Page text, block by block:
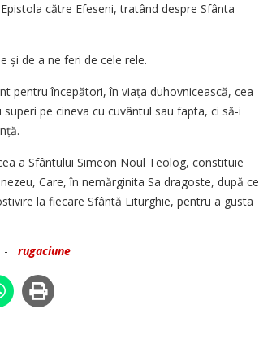
către Efeseni, tratând despre Sfânta
și de a ne feri de cele rele.
pentru începători, în viața duhovnicească, cea
pe cineva cu cuvântul sau fapta, ci să-i
a Sfântului Simeon Noul Teolog, constituie
Care, în nemărginita Sa dragoste, după ce
la fiecare Sfântă Liturghie, pentru a gusta
- rugaciune